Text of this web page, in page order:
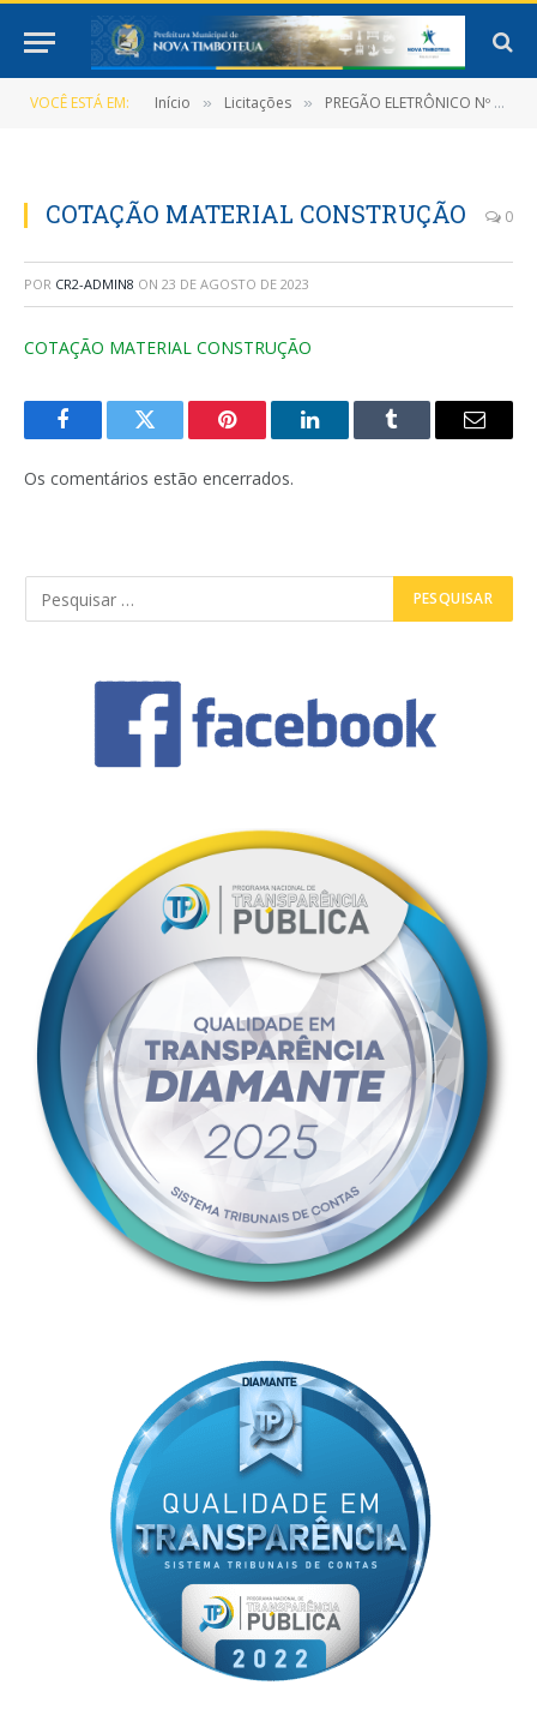
VOCÊ ESTÁ EM: Início » Licitações » PREGÃO ELETRÔNICO Nº 010/2023 (Registro de preços que objetiva a Contratação de Pessoa Jurídica para a aquisição de Material de Construção, Elétrico e Hidráulico para atender as necessidades da Prefeitura Municipal, Secretarias e Fundos)
COTAÇÃO MATERIAL CONSTRUÇÃO 0
POR CR2-ADMIN8 ON 23 DE AGOSTO DE 2023
COTAÇÃO MATERIAL CONSTRUÇÃO
FacebookTwitter Pinterest LinkedInTumblr
E-
Os comentários estão encerrados.